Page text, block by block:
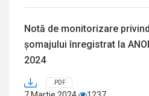
Notă de monitorizare
șomajului înregistrat la
2024
.PDF